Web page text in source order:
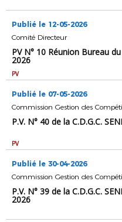
Publié le 12-05-2026
Comité Directeur
PV N° 10 Réunion Bureau
2026
PV
Publié le 07-05-2026
Commission Gestion des
P.V. N° 40 de la C.D.G.C.
PV
Publié le 30-04-2026
Commission Gestion des
P.V. N° 39 de la C.D.G.C.
2026